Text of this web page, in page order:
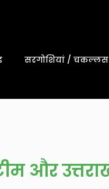
सरगोशियां / चकल्लस
और